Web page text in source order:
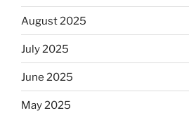
August 2025
July 2025
June 2025
May 2025